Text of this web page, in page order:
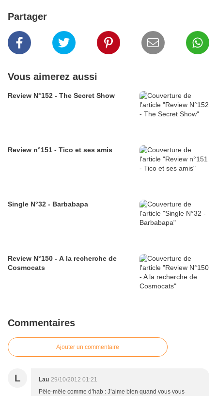
Partager
Vous aimerez aussi
Review N°152 - The Secret Show
Review n°151 - Tico et ses amis
Single N°32 - Barbabapa
Review N°150 - A la recherche de
Cosmocats
Commentaires
Ajouter un commentaire
L Lau 29/10/2012 01:21
Pêle-mêle comme d’hab : J’aime bien quand vous vous